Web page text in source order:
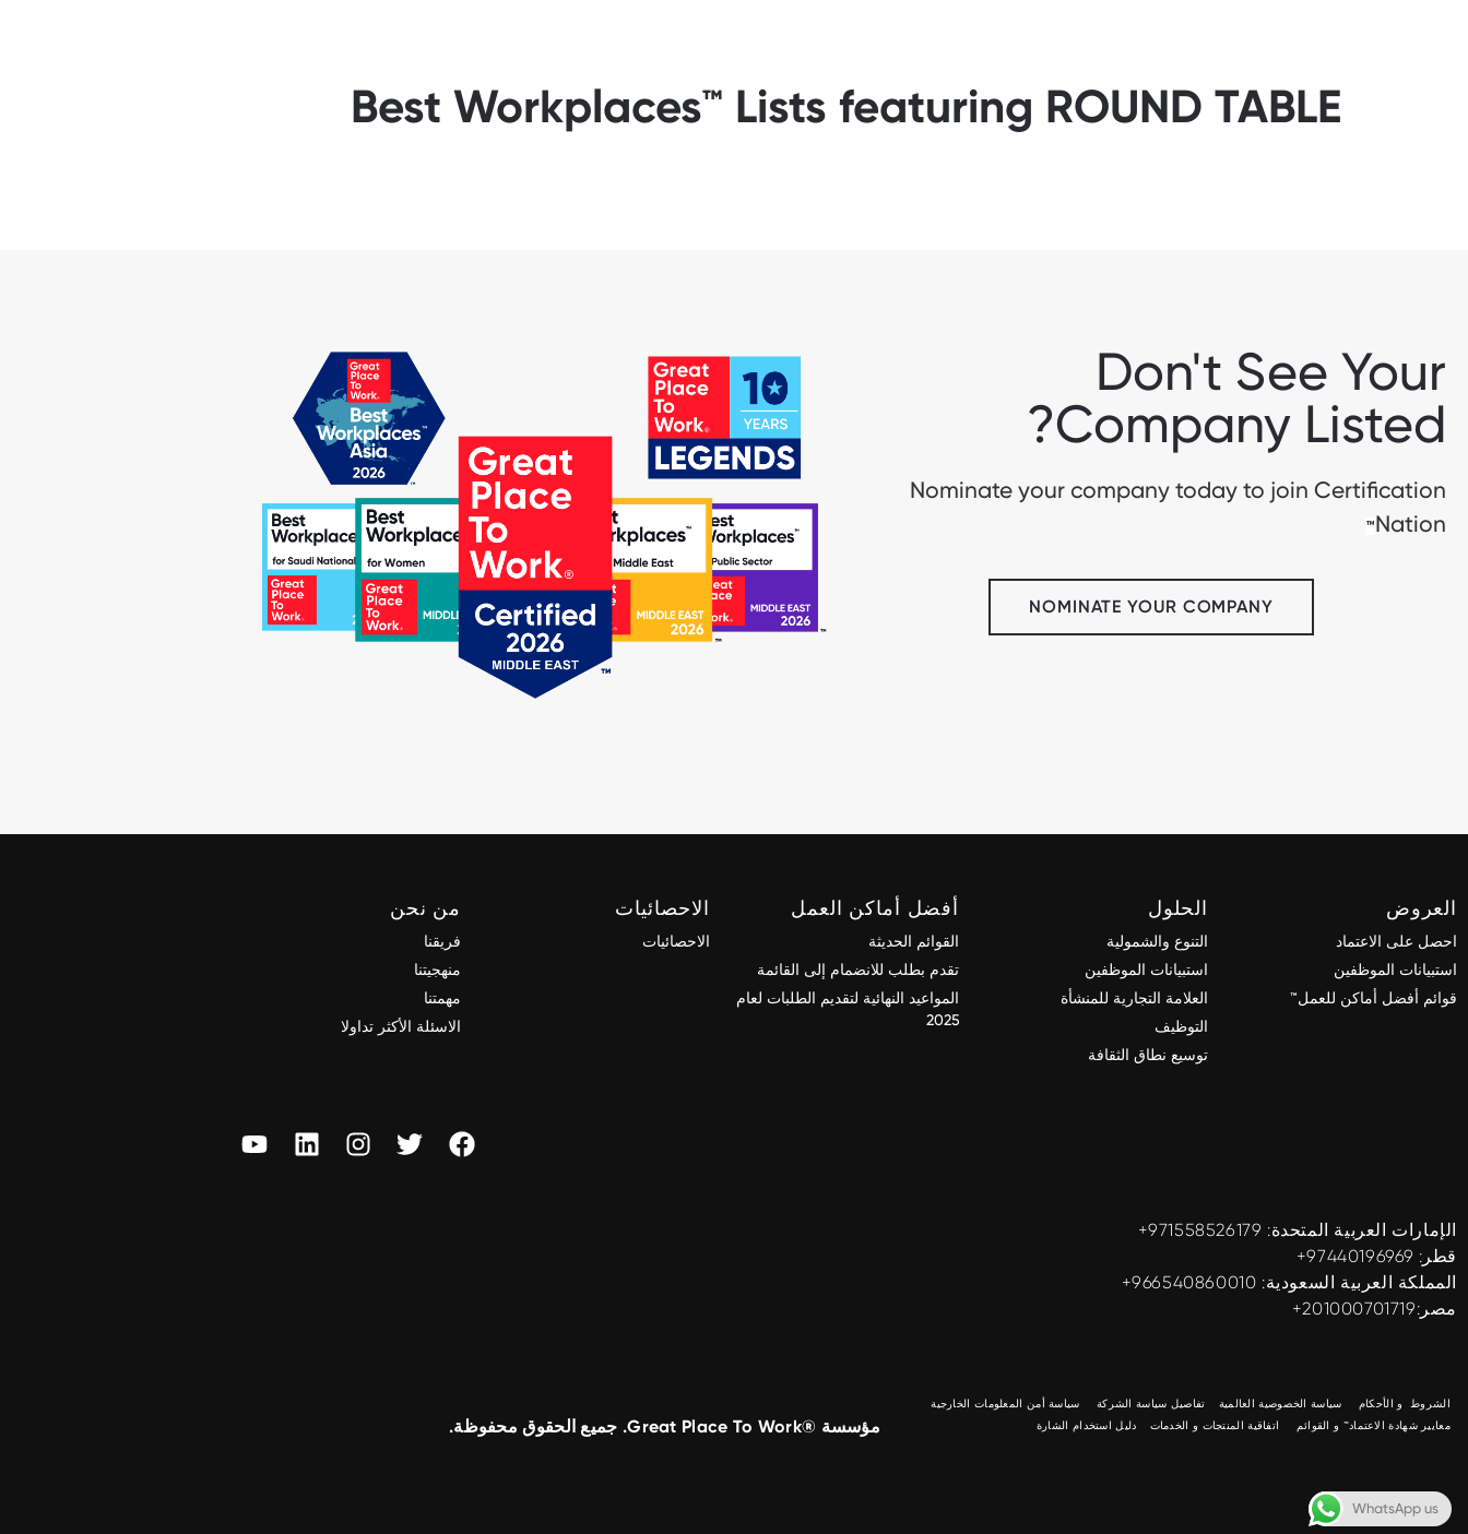
Best Workplaces™ Lists featuring ROUND TABLE
Don't See Your
Company Listed?
Nominate your company today to join Certification
Nation
™
NOMINATE YOUR COMPANY
العروض
احصل على الاعتماد
استبيانات الموظفين
قوائم أفضل أماكن للعمل™
الحلول
التنوع والشمولية
استبيانات الموظفين
العلامة التجارية للمنشأة
التوظيف
توسيع نطاق الثقافة
أفضل أماكن العمل
القوائم الحديثة
تقدم بطلب للانضمام إلى القائمة
المواعيد النهائية لتقديم الطلبات لعام
2025
الاحصائيات
الاحصائيات
من نحن
فريقنا
منهجيتنا
مهمتنا
الاسئلة الأكثر تداولا
الإمارات العربية المتحدة: ‎+971558526179
قطر: ‎+97440196969
المملكة العربية السعودية: ‎+966540860010
مصر:201000701719+
الشروط و الأحكام سياسة الخصوصية العالمية تفاصيل سياسة الشركة
سياسة أمن المعلومات الخارجية
معايير شهادة الاعتماد™ و القوائم
اتفاقية المنتجات و الخدمات دليل استخدام الشارة مؤسسة ®Great Place To Work. جميع الحقوق محفوظة.
WhatsApp us